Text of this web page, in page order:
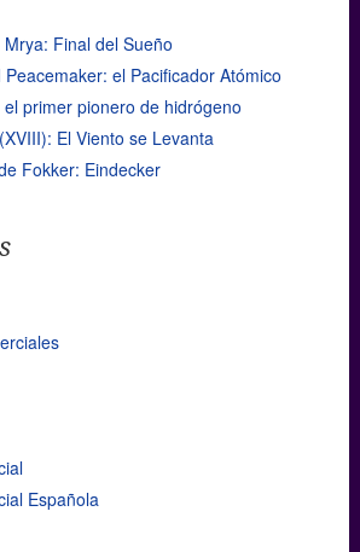
Final del Sueño
el Pacificador Atómico
primer pionero de hidrógeno
El Viento se Levanta
Fokker: Eindecker
Española